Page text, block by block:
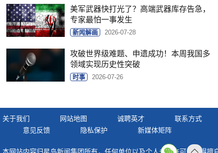
美军武器快打光了？高端武器库存告急，
专家最怕一事发生
新闻解画 2026-07-28
攻破世界级难题、申遗成功！本周我国多
领域实现历史性突破
时事 2026-07-26
关于我们 网站地图 诚聘英才
联系方式
意见反馈
隐私保护 新媒体矩阵